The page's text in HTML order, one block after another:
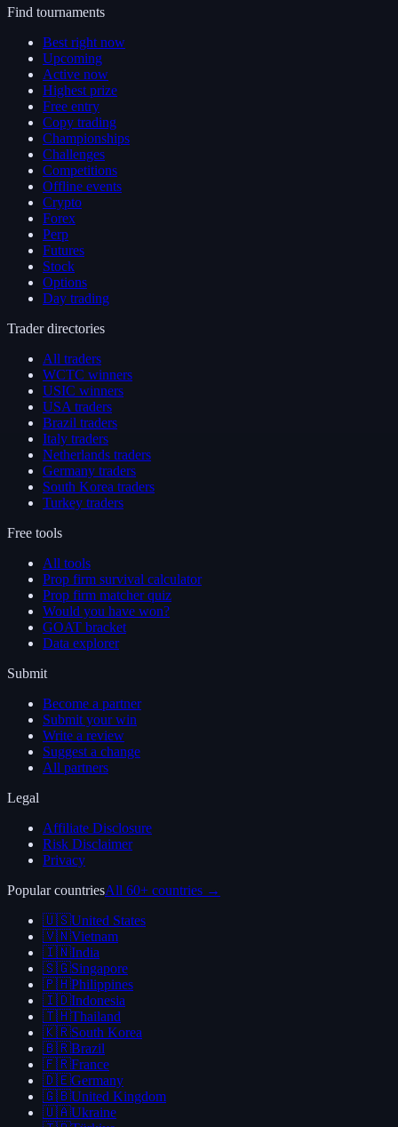
Find tournaments
Best right now
Upcoming
Active now
Highest prize
Free entry
Copy trading
Championships
Challenges
Competitions
Offline events
Crypto
Forex
Perp
Futures
Stock
Options
Day trading
Trader directories
All traders
WCTC winners
USIC winners
USA traders
Brazil traders
Italy traders
Netherlands traders
Germany traders
South Korea traders
Turkey traders
Free tools
All tools
Prop firm survival calculator
Prop firm matcher quiz
Would you have won?
GOAT bracket
Data explorer
Submit
Become a partner
Submit your win
Write a review
Suggest a change
All partners
Legal
Affiliate Disclosure
Risk Disclaimer
Privacy
Popular countriesAll 60+ countries →
🇺🇸United States
🇻🇳Vietnam
🇮🇳India
🇸🇬Singapore
🇵🇭Philippines
🇮🇩Indonesia
🇹🇭Thailand
🇰🇷South Korea
🇧🇷Brazil
🇫🇷France
🇩🇪Germany
🇬🇧United Kingdom
🇺🇦Ukraine